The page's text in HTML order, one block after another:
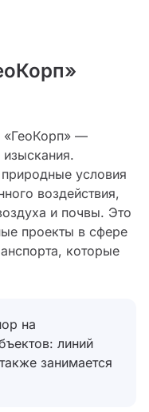
«ГеоКорп» —
условия
воздействия,
и почвы. Это
проекты в сфере
которые
на
линий
занимается